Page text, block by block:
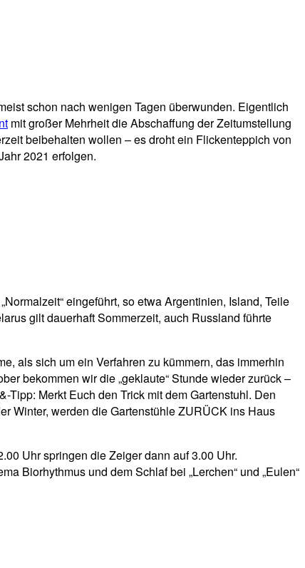
schon nach wenigen Tagen überwunden. Eigentlich
mit großer Mehrheit die Abschaffung der Zeitumstellung
beibehalten wollen – es droht ein Flickenteppich von
2021 erfolgen.
eingeführt, so etwa Argentinien, Island, Teile
gilt dauerhaft Sommerzeit, auch Russland führte
als sich um ein Verfahren zu kümmern, das immerhin
bekommen wir die „geklaute“ Stunde wieder zurück –
Merkt Euch den Trick mit dem Gartenstuhl. Den
Winter, werden die Gartenstühle ZURÜCK ins Haus
Uhr springen die Zeiger dann auf 3.00 Uhr.
Biorhythmus und dem Schlaf bei „Lerchen“ und „Eulen“